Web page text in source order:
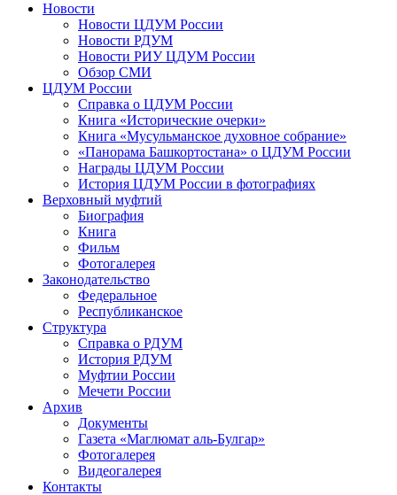
Новости
Новости ЦДУМ России
Новости РДУМ
Новости РИУ ЦДУМ России
Обзор СМИ
ЦДУМ России
Справка о ЦДУМ России
Книга «Исторические очерки»
Книга «Мусульманское духовное собрание»
«Панорама Башкортостана» о ЦДУМ России
Награды ЦДУМ России
История ЦДУМ России в фотографиях
Верховный муфтий
Биография
Книга
Фильм
Фотогалерея
Законодательство
Федеральное
Республиканское
Структура
Справка о РДУМ
История РДУМ
Муфтии России
Мечети России
Архив
Документы
Газета «Маглюмат аль-Булгар»
Фотогалерея
Видеогалерея
Контакты